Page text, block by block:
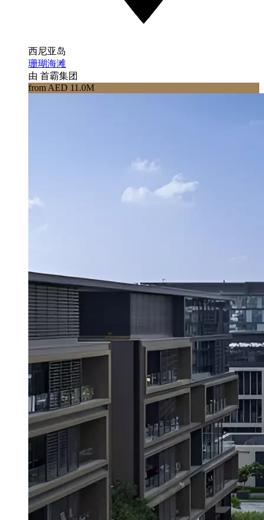
西尼亚岛
珊瑚海滩
由 首霸集团
from AED 11.0M